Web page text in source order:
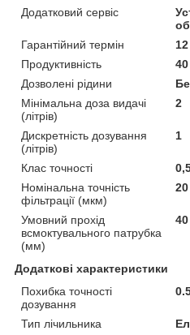
Додатковий сервіс
Гарантійний термін
Продуктивність
Дозволені рідини
Мінімальна доза видачі
(літрів)
2
Дискретність дозування
(літрів)
1
Клас точності
Номінальна точність
фільтрації (мкм)
20
Умовний прохід
всмоктувального патрубка
(мм)
40
Додаткові характеристики
Похибка точності
дозування
Тип лічильника